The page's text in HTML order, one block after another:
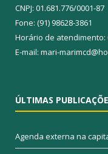
CNPJ: 01.681.776/0001-87
Fone: (91) 98628-3861
Horário de atendimento:
E-mail: mari-
ÚLTIMAS
Agenda externa na